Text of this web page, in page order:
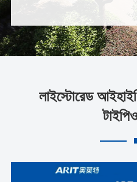
লাইস্টোরেড